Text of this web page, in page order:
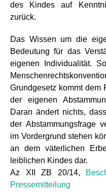
des Kindes auf
zurück.
Das Wissen um die
Bedeutung für das
eigenen Individualität.
Grundgesetz kommt dem
der eigenen
Daran ändert nichts,
der Abstammungsfrage
im Vordergrund stehen
an dem väterlichen
leiblichen Kindes dar.
Az XII ZB 20/14,
Pressemitteilung